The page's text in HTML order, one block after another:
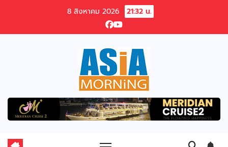
content
8 สิงหาคม 2026 21:32 น.